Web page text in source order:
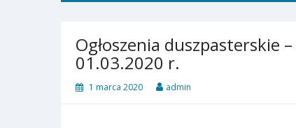
Ogłoszenia duszpasterskie
01.03.2020 r.
1 marca 2020 admin